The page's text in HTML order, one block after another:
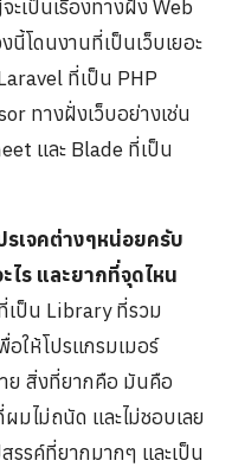
เป็นเรื่องทางฝั่ง Web
นี้โดนงานที่เป็นเว็บเยอะ
ที่เป็น PHP
ทางฝั่งเว็บอย่างเช่น
และ Blade ที่เป็น
เจคต่างๆหน่อยครับ
ไร และยากที่จุดไหน
เป็น Library ที่รวม
ให้โปรแกรมเมอร์
าย สิ่งที่ยากคือ มันคือ
มไม่ถนัด และไม่ชอบเลย
รรค์ที่ยากมากๆ และเป็น